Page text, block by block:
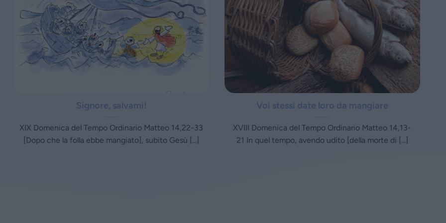
Signore, salvami!
XIX Domenica del Tempo Ordinario Matteo 14,22-33
[Dopo che la folla ebbe mangiato], subito Gesù [...]
Voi stessi date loro da mangiare
XVIII Domenica del Tempo Ordinario Matteo 14,13-
21 In quel tempo, avendo udito [della morte di [...]